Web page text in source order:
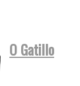
Gatillo